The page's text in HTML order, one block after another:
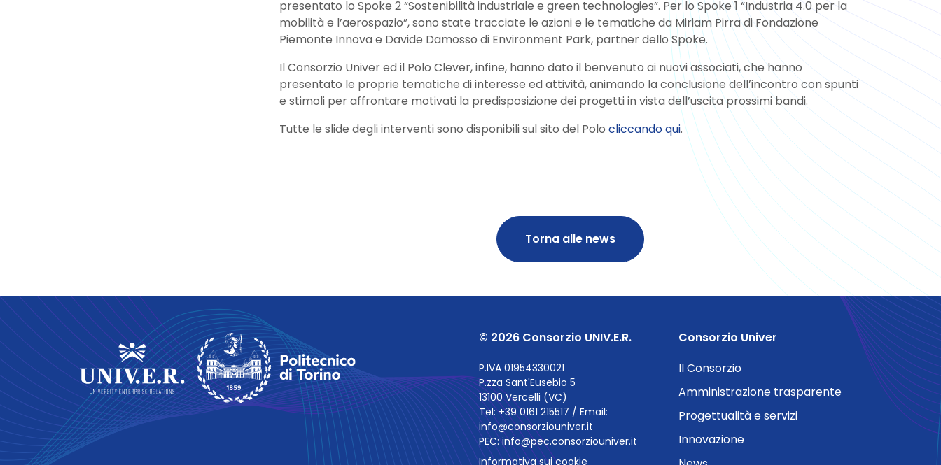
presentato lo Spoke 2 “Sostenibilità industriale e green technologies”. Per lo Spoke 1 “Industria 4.0 per la
mobilità e l’aerospazio”, sono state tracciate le azioni e le tematiche da Miriam Pirra di Fondazione
Piemonte Innova e Davide Damosso di Environment Park, partner dello Spoke.
Il Consorzio Univer ed il Polo Clever, infine, hanno dato il benvenuto ai nuovi associati, che hanno
presentato le proprie tematiche di interesse ed attività, animando la conclusione dell’incontro con spunti
e stimoli per affrontare motivati la predisposizione dei progetti in vista dell’uscita prossimi bandi.
Tutte le slide degli interventi sono disponibili sul sito del Polo cliccando qui.
Torna alle news
© 2026 Consorzio UNIV.E.R.
P.IVA 01954330021
P.zza Sant'Eusebio 5
13100 Vercelli (VC)
Tel: +39 0161 215517 / Email:
info@consorziouniver.it
PEC:info@pec.consorziouniver.it
Informativa sui cookie
Consorzio Univer
Il Consorzio
Amministrazione trasparente
Progettualità e servizi
Innovazione